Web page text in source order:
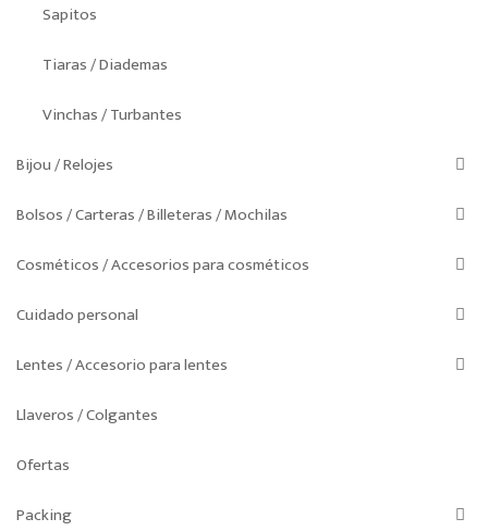
Sapitos
Tiaras / Diademas
Vinchas / Turbantes
Bijou / Relojes
Bolsos / Carteras / Billeteras / Mochilas
Cosméticos / Accesorios para cosméticos
Cuidado personal
Lentes / Accesorio para lentes
Llaveros / Colgantes
Ofertas
Packing